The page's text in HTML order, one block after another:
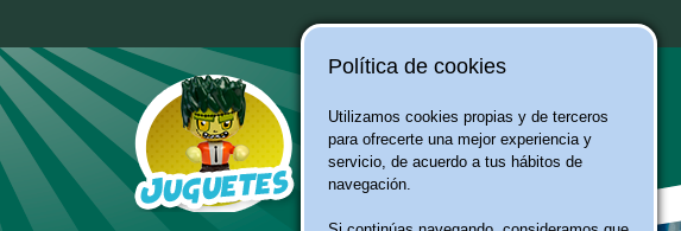
Política de cookies
Utilizamos cookies propias y de terceros
para ofrecerte una mejor experiencia y
servicio, de acuerdo a tus hábitos de
navegación.